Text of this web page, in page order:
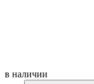
в наличии